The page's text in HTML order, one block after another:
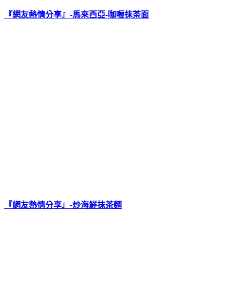
『網友熱情分享』-馬來西亞-咖喱抹茶面
『網友熱情分享』-炒海鮮抹茶麵